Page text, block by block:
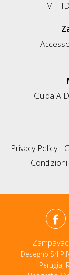
Mi
Guida A
Privacy Policy
Desegno Srl
Perugia,